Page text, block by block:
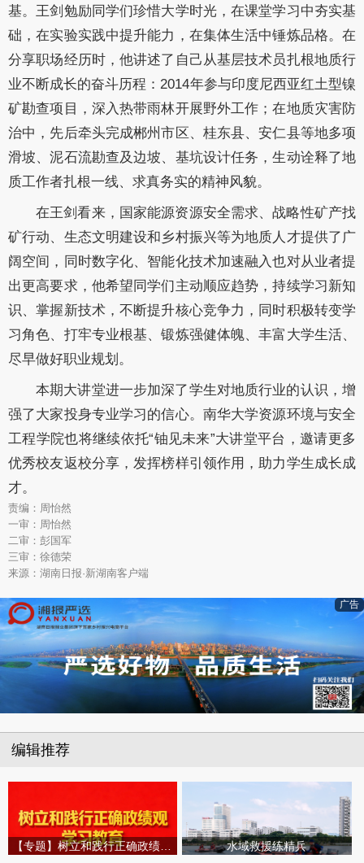
基。 王剑 勉励同学们珍惜大学时光，在课堂学习中夯实基
础，在实验实践中提升能力，在集体生活中锤炼品格。在
分享职场经历时，他讲述了自己从基层技术员扎根地质行
业不断成长的奋斗历程： 2014年参与印度尼西亚红土型镍
矿勘查项目，深入热带雨林开展野外工作；在地质灾害防
治中，先后牵头完成郴州市区、桂东县、安仁县等地多项
滑坡、泥石流勘查及边坡、基坑设计任务，生动诠释了地
质工作者扎根一线、求真务实的精神风貌。
在王剑看来，国家能源资源安全需求、战略性矿产找
矿行动、生态文明建设和乡村振兴等为地质人才提供了广
阔空间，同时数字化、智能化技术加速融入也对从业者提
出更高要求，他希望同学们主动顺应趋势，持续学习新知
识、掌握新技术，不断提升核心竞争力，同时积极转变学
习角色、打牢专业根基、锻炼强健体魄、丰富大学生活、
尽早做好职业规划。
本期大讲堂进一步加深了学生对地质行业的认识，增
强了大家投身专业学习的信心。南华大学资源环境与安全
工程学院也将继续依托“铀见未来”大讲堂平台，邀请更多
优秀校友返校分享，发挥榜样引领作用，助力学生成长成
才。
责编：周怡然
一审：周怡然
二审：彭国军
三审：徐德荣
来源：湖南日报·新湖南客户端
广告
编辑推荐
水域救援练精兵